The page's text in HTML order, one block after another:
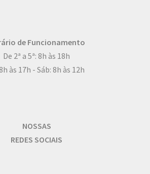
de Funcionamento
De 2ª a 5ª: 8h às 18h
às 17h - Sáb: 8h às 12h
NOSSAS
REDES SOCIAIS